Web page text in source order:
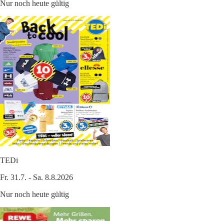
Nur noch heute gültig
TEDi
Fr. 31.7. - Sa. 8.8.2026
Nur noch heute gültig